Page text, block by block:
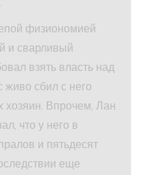
физиономией
и сварливый
взять власть над
сбил с него
хозяин. Впрочем, Лан
что у него в
и пятьдесят
еще